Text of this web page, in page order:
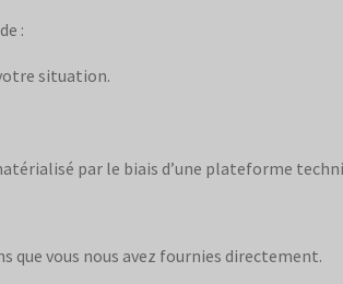
:
situation.
par le biais d’une plateforme
vous nous avez fournies directement.